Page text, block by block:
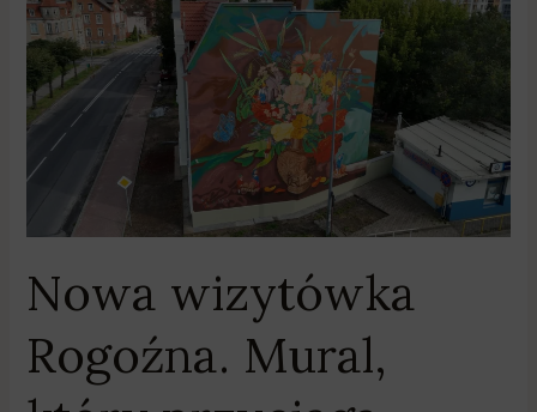
Nowa wizytówka
Rogoźna. Mural,
wizytówka
Rogoźna.
Mural,
który
przyciąga
spojrzenia
zachwyca